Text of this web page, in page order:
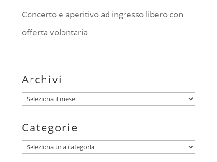
Concerto e aperitivo ad ingresso libero con
offerta volontaria
Archivi
Archivi
Categorie
Categorie